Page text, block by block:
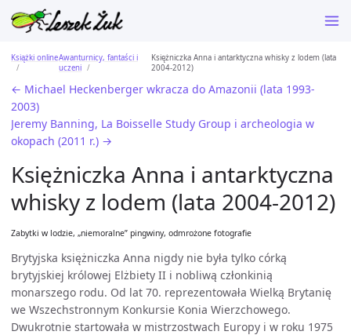
Książki onlineAwanturnicy, fantaści i
uczeni
Księżniczka Anna i antarktyczna whisky z lodem (lata
2004-2012)
← Michael Heckenberger wkracza do Amazonii (lata 1993-
2003)
Jeremy Banning, La Boisselle Study Group i archeologia w
okopach (2011 r.) →
Księżniczka Anna i antarktyczna
whisky z lodem (lata 2004-2012)
Zabytki w lodzie, „niemoralne” pingwiny, odmrożone fotografie
Brytyjska księżniczka Anna nigdy nie była tylko córką
brytyjskiej królowej Elżbiety II i nobliwą członkinią
monarszego rodu. Od lat 70. reprezentowała Wielką Brytanię
we Wszechstronnym Konkursie Konia Wierzchowego.
Dwukrotnie startowała w mistrzostwach Europy i w roku 1975